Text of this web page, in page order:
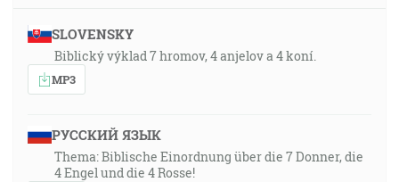
SLOVENSKY
Biblický výklad 7 hromov, 4 anjelov a 4 koní.
MP3
РУССКИЙ ЯЗЫК
Thema: Biblische Einordnung über die 7 Donner, die
4 Engel und die 4 Rosse!